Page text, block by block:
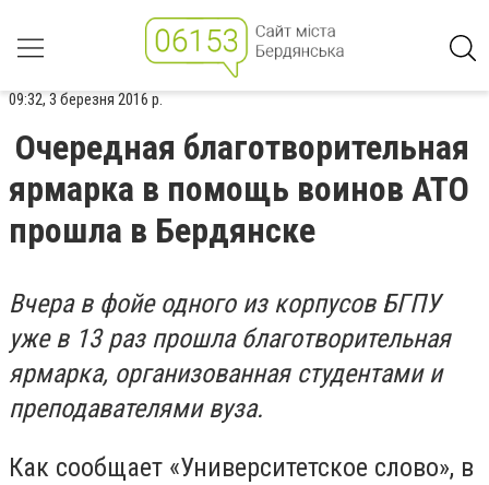
09:32, 3 березня 2016 р.
Очередная благотворительная
ярмарка в помощь воинов АТО
прошла в Бердянске
Вчера в фойе одного из корпусов БГПУ
уже в 13 раз прошла благотворительная
ярмарка, организованная студентами и
преподавателями вуза.
Как сообщает «Университетское слово», в